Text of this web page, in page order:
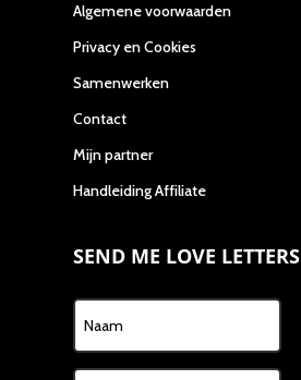
Algemene voorwaarden
Privacy en Cookies
Samenwerken
Contact
Mijn partner
Handleiding Affiliate
SEND ME LOVE LETTERS